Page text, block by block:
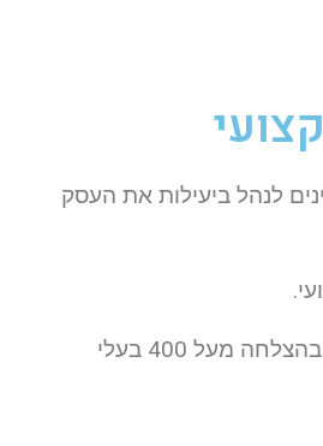
לנהל ביעילות את העסק
יש לנו ניסיון של למעלה מ-10 שנים בייעוץ עסקי יישומי. במשך תקופה זאת הכשרנו וליווינו בהצלחה מעל 400 בעלי